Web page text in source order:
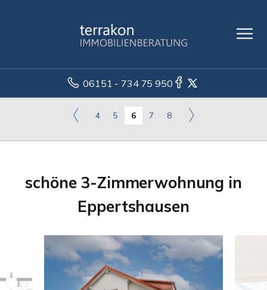
06151 - 734 75 950
4 5 6 7 8
schöne 3-Zimmerwohnung in
Eppertshausen